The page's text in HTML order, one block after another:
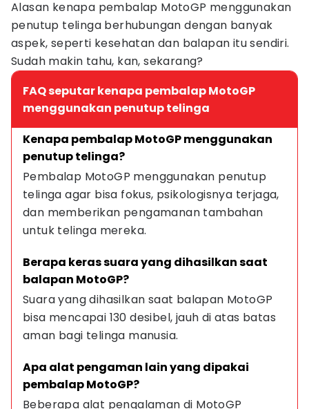
Alasan kenapa pembalap MotoGP menggunakan
penutup telinga berhubungan dengan banyak
aspek, seperti kesehatan dan balapan itu sendiri.
Sudah makin tahu, kan, sekarang?
FAQ seputar kenapa pembalap MotoGP
menggunakan penutup telinga
Kenapa pembalap MotoGP menggunakan
penutup telinga?
Pembalap MotoGP menggunakan penutup
telinga agar bisa fokus, psikologisnya terjaga,
dan memberikan pengamanan tambahan
untuk telinga mereka.
Berapa keras suara yang dihasilkan saat
balapan MotoGP?
Suara yang dihasilkan saat balapan MotoGP
bisa mencapai 130 desibel, jauh di atas batas
aman bagi telinga manusia.
Apa alat pengaman lain yang dipakai
pembalap MotoGP?
Beberapa alat pengalaman di MotoGP